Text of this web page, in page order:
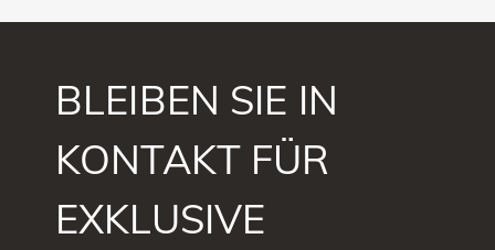
BLEIBEN SIE IN
KONTAKT FÜR
EXKLUSIVE